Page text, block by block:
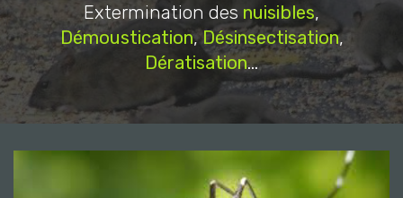
Extermination des nuisibles,
Démoustication,Désinsectisation,
Dératisation...